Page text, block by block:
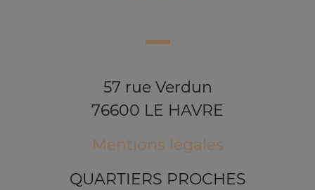
57 rue Verdun
76600 LE HAVRE
Mentions légales
QUARTIERS PROCHES